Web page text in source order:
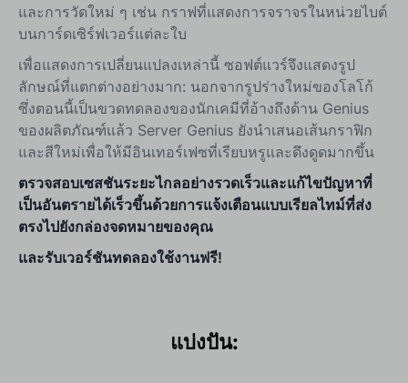
และการวัดใหม่ ๆ เช่น กราฟที่แสดงการจราจรในหน่วยไบต์
บนการ์ดเซิร์ฟเวอร์แต่ละใบ
เพื่อแสดงการเปลี่ยนแปลงเหล่านี้ ซอฟต์แวร์จึงแสดงรูป
ลักษณ์ที่แตกต่างอย่างมาก: นอกจากรูปร่างใหม่ของโลโก้
ซึ่งตอนนี้เป็นขวดทดลองของนักเคมีที่อ้างถึงด้าน Genius
ของผลิตภัณฑ์แล้ว Server Genius ยังนำเสนอเส้นกราฟิก
และสีใหม่เพื่อให้มีอินเทอร์เฟซที่เรียบหรูและดึงดูดมากขึ้น
ตรวจสอบเซสชันระยะไกลอย่างรวดเร็วและแก้ไขปัญหาที่
เป็นอันตรายได้เร็วขึ้นด้วยการแจ้งเตือนแบบเรียลไทม์ที่ส่ง
ตรงไปยังกล่องจดหมายของคุณ
และรับเวอร์ชันทดลองใช้งานฟรี!
แบ่งปัน: